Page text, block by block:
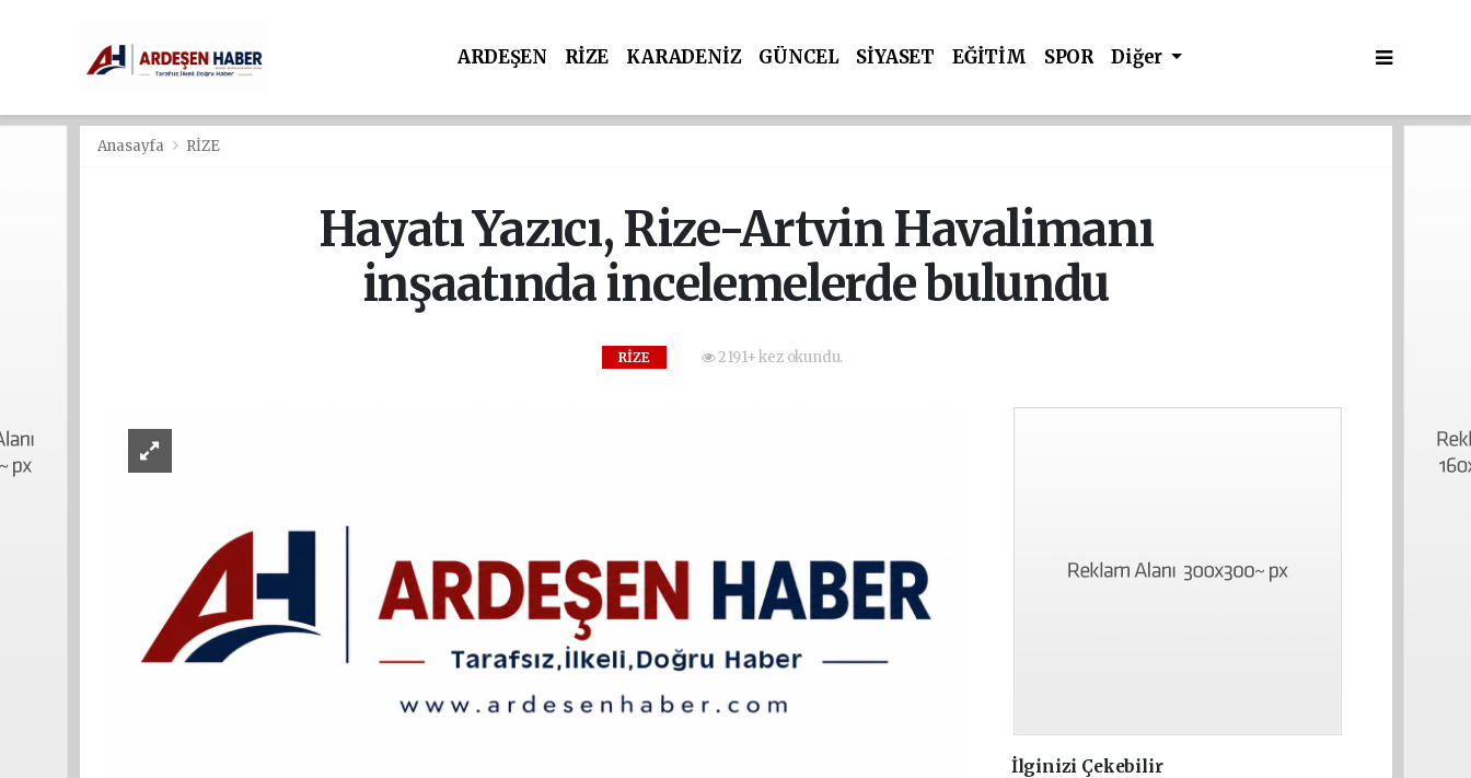
ARDEŞEN RİZE KARADENİZ GÜNCEL SİYASET EĞİTİM SPOR Diğer
Anasayfa RİZE
Hayatı Yazıcı, Rize-Artvin Havalimanı
inşaatında incelemelerde bulundu
RİZE 2191+ kez okundu.
İlginizi Çekebilir